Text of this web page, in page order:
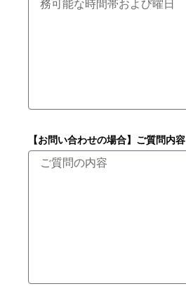
【お問い合わせの場合】ご質問内容